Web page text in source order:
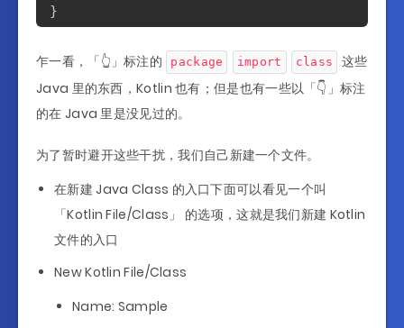
}
乍一看，「👆」标注的 package import class
这些
Java 里的东西，Kotlin 也有；但是也有一些以「👇」标注
的在 Java 里是没见过的。
为了暂时避开这些干扰，我们自己新建一个文件。
在新建 Java Class 的入口下面可以看见一个叫
「Kotlin File/Class」 的选项，这就是我们新建 Kotlin
文件的入口
New Kotlin File/Class
Name: Sample